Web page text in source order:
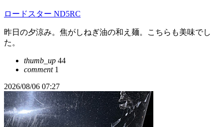
ロードスター ND5RC
昨日の夕涼み。焦がしねぎ油の和え麺。こちらも美味でし
た。
thumb_up 44
comment1
2026/08/06 07:27